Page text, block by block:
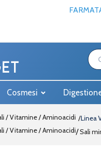
Cosmesi
/ Vitamine / Aminoacidi Linea
/ Vitamine / Aminoacidi/Sali